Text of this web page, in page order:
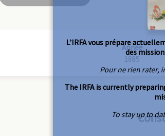
Année
1885
L’IRFA vous prépare
des
Pour ne rien rater,
The IRFA is currently
To stay up to